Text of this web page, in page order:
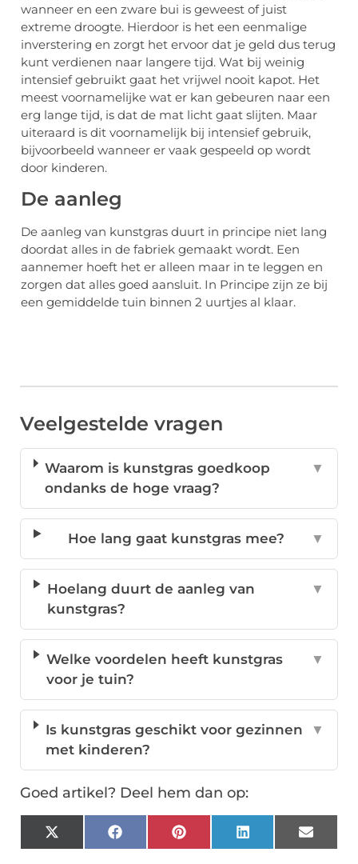
wanneer en een zware bui is geweest of juist
extreme droogte. Hierdoor is het een eenmalige
inverstering en zorgt het ervoor dat je geld dus terug
kunt verdienen naar langere tijd. Wat bij weinig
intensief gebruikt gaat het vrijwel nooit kapot. Het
meest voornamelijke wat er kan gebeuren naar een
erg lange tijd, is dat de mat licht gaat slijten. Maar
uiteraard is dit voornamelijk bij intensief gebruik,
bijvoorbeeld wanneer er vaak gespeeld op wordt
door kinderen.
De aanleg
De aanleg van kunstgras duurt in principe niet lang
doordat alles in de fabriek gemaakt wordt. Een
aannemer hoeft het er alleen maar in te leggen en
zorgen dat alles goed aansluit. In Principe zijn ze bij
een gemiddelde tuin binnen 2 uurtjes al klaar.
Veelgestelde vragen
Waarom is kunstgras goedkoop
ondanks de hoge vraag?
▼
Hoe lang gaat kunstgras mee? ▼
Hoelang duurt de aanleg van
kunstgras?
▼
Welke voordelen heeft kunstgras
voor je tuin?
▼
Is kunstgras geschikt voor gezinnen
met kinderen?
▼
Goed artikel? Deel hem dan op:
X
(Twitter)
FacebookPinterestLinkedInEmail